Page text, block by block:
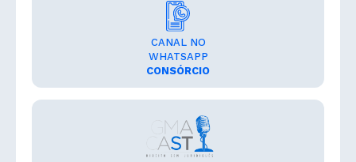
CANAL NO
WHATSAPP
CONSÓRCIO